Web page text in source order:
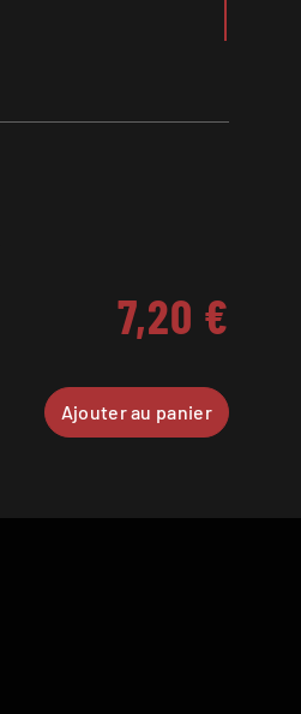
7,20 €
Ajouter au panier